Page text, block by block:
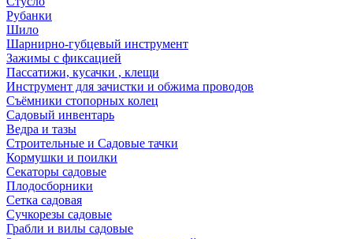
Рубанки
Шило
Шарнирно-губцевый инструмент
Зажимы с фиксацией
Пассатижи, кусачки , клещи
Инструмент для зачистки и обжима проводов
Съёмники стопорных колец
Садовый инвентарь
Ведра и тазы
Строительные и Садовые тачки
Кормушки и поилки
Секаторы садовые
Плодосборники
Сетка садовая
Сучкорезы садовые
Грабли и вилы садовые